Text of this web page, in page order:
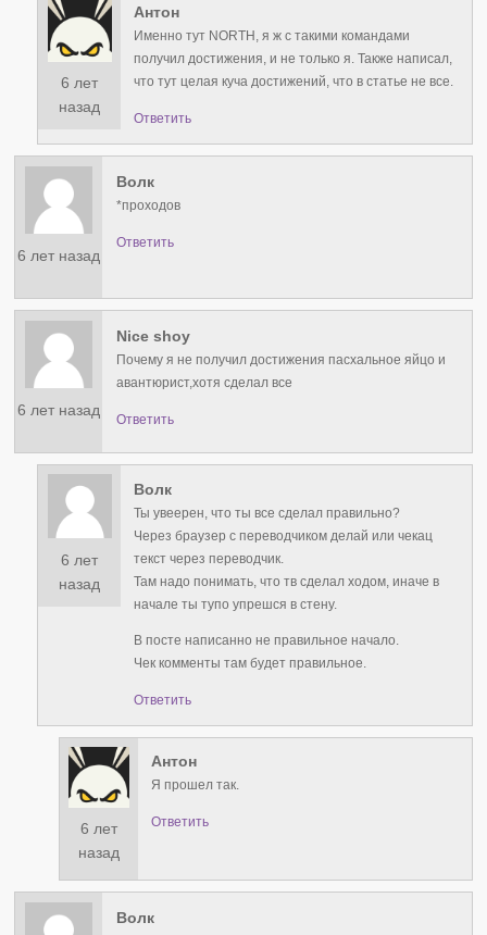
6 лет
назад
Антон
Именно тут NORTH, я ж с такими командами
получил достижения, и не только я. Также написал,
что тут целая куча достижений, что в статье не все.
Ответить
6 лет назад
Волк
*проходов
Ответить
6 лет назад
Nice shoy
Почему я не получил достижения пасхальное яйцо и
авантюрист,хотя сделал все
Ответить
6 лет
назад
Волк
Ты увеерен, что ты все сделал правильно?
Через браузер с переводчиком делай или чекац
текст через переводчик.
Там надо понимать, что тв сделал ходом, иначе в
начале ты тупо упрешся в стену.
В посте написанно не правильное начало.
Чек комменты там будет правильное.
Ответить
6 лет
назад
Антон
Я прошел так.
Ответить
Волк